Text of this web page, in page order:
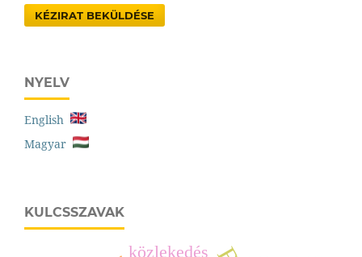
KÉZIRAT BEKÜLDÉSE
NYELV
English
Magyar
KULCSSZAVAK
közlekedés